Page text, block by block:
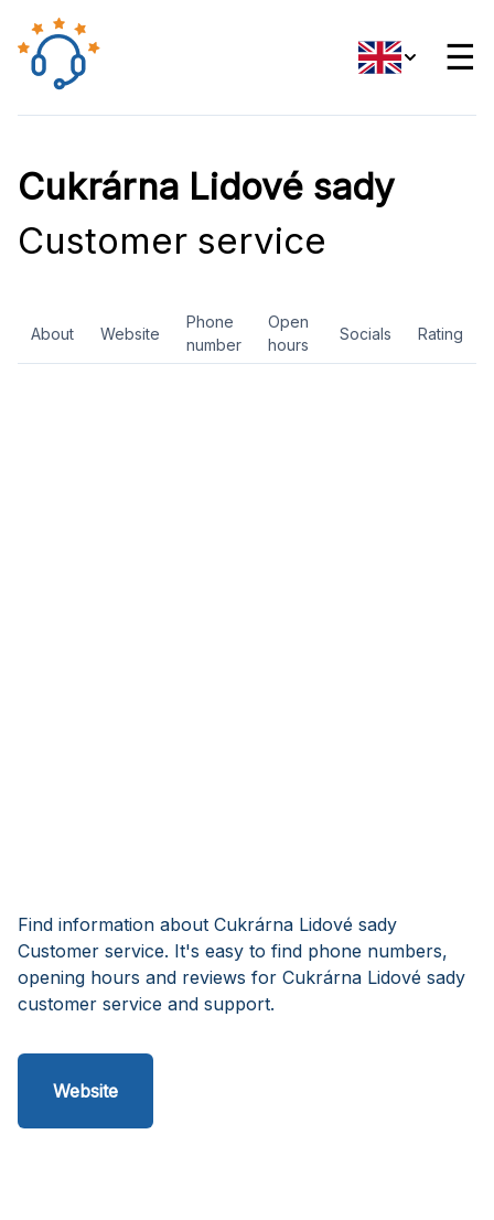
☰
Cukrárna Lidové sady
Customer service
About Website
Phone
number
Open
hours
Socials Rating
Find information about Cukrárna Lidové sady
Customer service. It's easy to find phone numbers,
opening hours and reviews for Cukrárna Lidové sady
customer service and support.
Website